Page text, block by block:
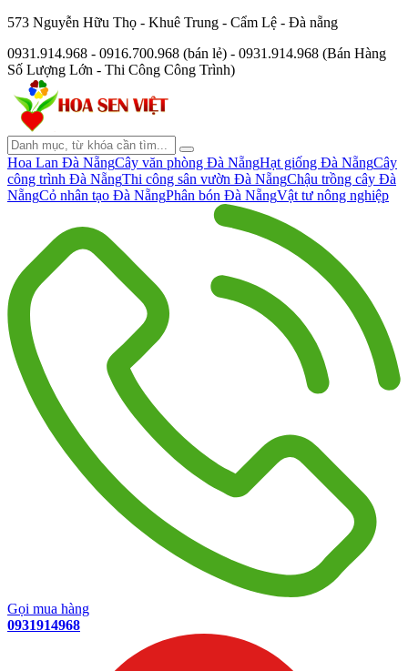
573 Nguyễn Hữu Thọ - Khuê Trung - Cẩm Lệ - Đà nẵng
0931.914.968 - 0916.700.968 (bán lẻ) - 0931.914.968 (Bán Hàng
Số Lượng Lớn - Thi Công Công Trình)
Hoa Lan Đà NẵngCây văn phòng Đà NẵngHạt giống Đà NẵngCây
công trình Đà NẵngThi công sân vườn Đà NẵngChậu trồng cây Đà
NẵngCỏ nhân tạo Đà NẵngPhân bón Đà NẵngVật tư nông nghiệp
Gọi mua hàng
0931914968